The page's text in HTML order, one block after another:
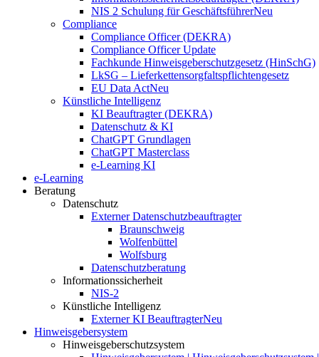
NIS 2 Schulung für GeschäftsführerNeu
Compliance
Compliance Officer (DEKRA)
Compliance Officer Update
Fachkunde Hinweisgeberschutzgesetz (HinSchG)
LkSG – Lieferkettensorgfaltspflichtengesetz
EU Data ActNeu
Künstliche Intelligenz
KI Beauftragter (DEKRA)
Datenschutz & KI
ChatGPT Grundlagen
ChatGPT Masterclass
e-Learning KI
e-Learning
Beratung
Datenschutz
Externer Datenschutzbeauftragter
Braunschweig
Wolfenbüttel
Wolfsburg
Datenschutzberatung
Informationssicherheit
NIS-2
Künstliche Intelligenz
Externer KI BeauftragterNeu
Hinweisgebersystem
Hinweisgeberschutzsystem